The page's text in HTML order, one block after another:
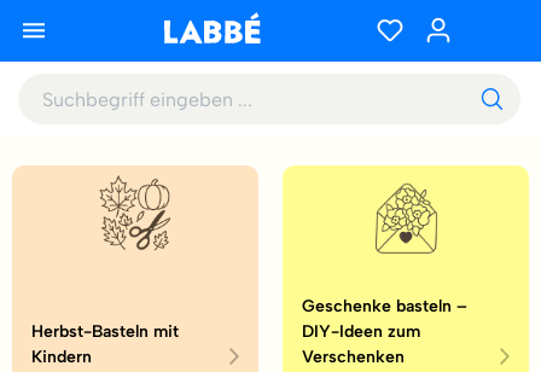
Herbst-Basteln mit
Kindern
Geschenke basteln –
DIY-Ideen zum
Verschenken